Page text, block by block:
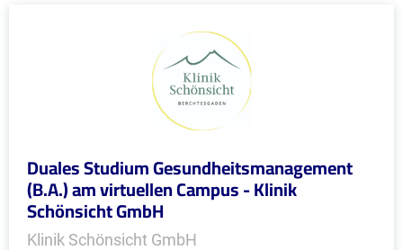
Duales Studium Gesundheitsmanagement
(B.A.) am virtuellen Campus - Klinik
Schönsicht GmbH
Klinik Schönsicht GmbH